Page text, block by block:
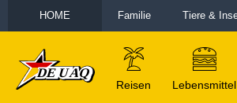
HOME Familie Tiere &
Reisen Lebensmittel